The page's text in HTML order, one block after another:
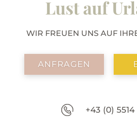
Lust auf
WIR FREUEN UNS AUF
ANFRAGEN
+43 (0) 5514